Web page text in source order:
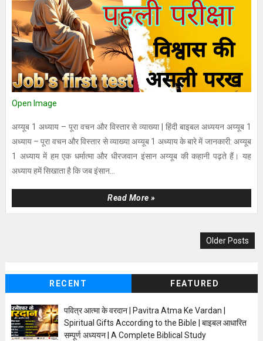
Open Image
अय्यूब 1 अध्याय – पूरा वचन और विस्तार से व्याख्या | हिंदी बाइबल अध्ययन अय्यूब 1
अध्याय – पूरा वचन और विस्तार से व्याख्या अय्यूब 1 अध्याय के बारे में जानकारी: अय्यूब
1 अध्याय में हम एक धर्मात्मा और धीरजवान इंसान अय्यूब की कहानी पढ़ते हैं। यह
अध्याय हमें सिखाता है कि जब इंसान...
Read More »
Older Posts
RECENT FEATURED
पवित्र आत्मा के वरदान | Pavitra Atma Ke Vardan |
Spiritual Gifts According to the Bible | बाइबल आधारित
सम्पूर्ण अध्ययन | A Complete Biblical Study